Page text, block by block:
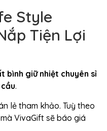
Style
Tiện Lợi
bình giữ nhiệt chuyên sỉ
.
lẻ tham khảo. Tuỳ theo
VivaGift sẽ báo giá